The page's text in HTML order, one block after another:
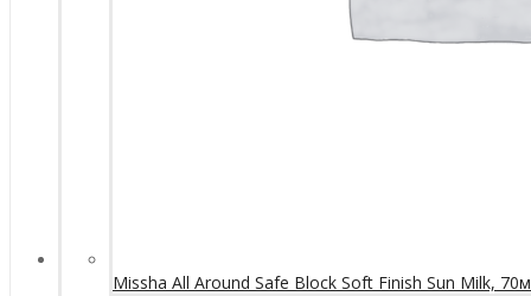
Missha All Around Safe Block Soft Finish Sun Milk,